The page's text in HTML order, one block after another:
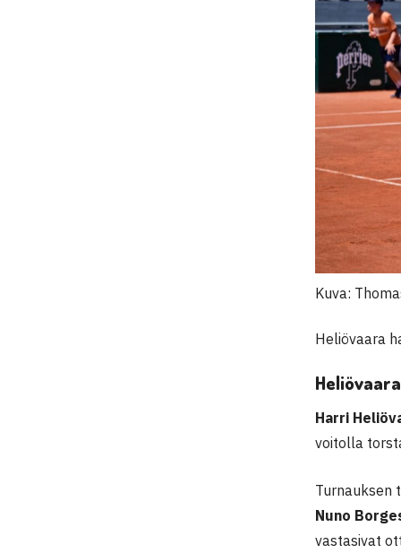
Kuva:
Heliövaara
Harri
voitolla
Turnauksen
Nuno
vastasivat